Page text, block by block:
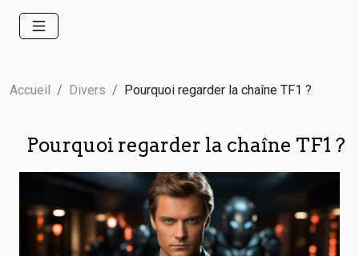
Accueil Divers Pourquoi regarder la chaîne TF1 ?
Pourquoi regarder la chaîne TF1 ?